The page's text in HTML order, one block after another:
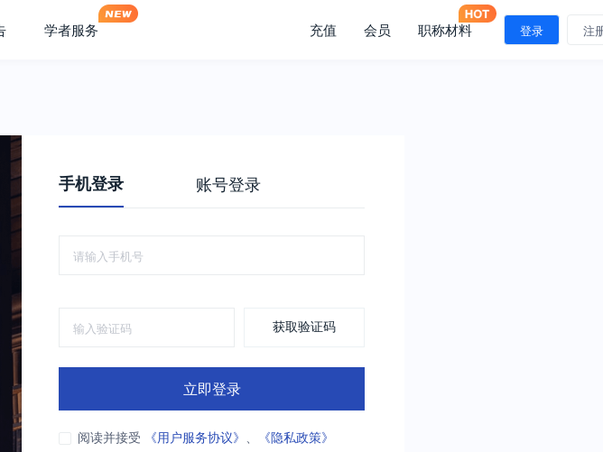
学者服务 充值 会员 职称材料 登录 注
手机登录 账号登录
获取验证码
立即登录
阅读并接受 《用户服务协议》 、 《隐私政策》